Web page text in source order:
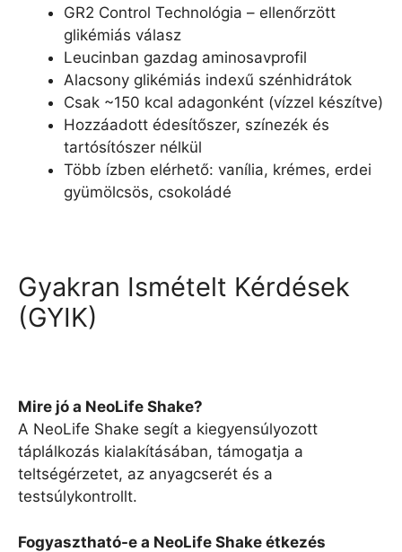
GR2 Control Technológia – ellenőrzött
glikémiás válasz
Leucinban gazdag aminosavprofil
Alacsony glikémiás indexű szénhidrátok
Csak ~150 kcal adagonként (vízzel készítve)
Hozzáadott édesítőszer, színezék és
tartósítószer nélkül
Több ízben elérhető: vanília, krémes, erdei
gyümölcsös, csokoládé
Gyakran Ismételt Kérdések
(GYIK)
Mire jó a NeoLife Shake?
A NeoLife Shake segít a kiegyensúlyozott
táplálkozás kialakításában, támogatja a
teltségérzetet, az anyagcserét és a
testsúlykontrollt.
Fogyasztható-e a NeoLife Shake étkezés